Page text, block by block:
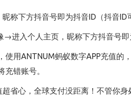
称下方抖音号即为抖音ID（抖音ID
入个人主页，昵称下方抖音号即
用ANTNUM蚂蚁数字APP充值的
错账号。
省心，全球支付没距离！不管你